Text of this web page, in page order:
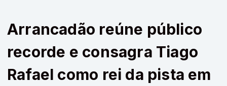
Arrancadão reúne público
recorde e consagra Tiago
Rafael como rei da pista em